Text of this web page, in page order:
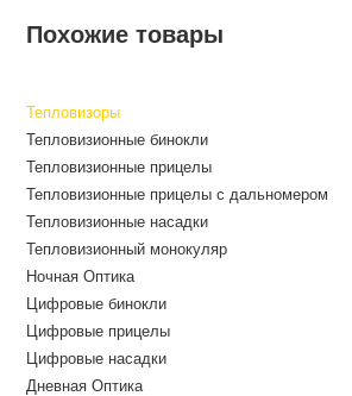
Похожие товары
Тепловизоры
Тепловизионные бинокли
Тепловизионные прицелы
Тепловизионные прицелы с дальномером
Тепловизионные насадки
Тепловизионный монокуляр
Ночная Оптика
Цифровые бинокли
Цифровые прицелы
Цифровые насадки
Дневная Оптика